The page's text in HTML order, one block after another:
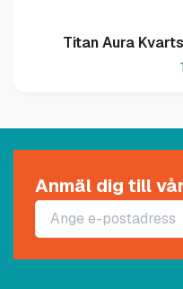
Titan Aura
Anmäl dig till